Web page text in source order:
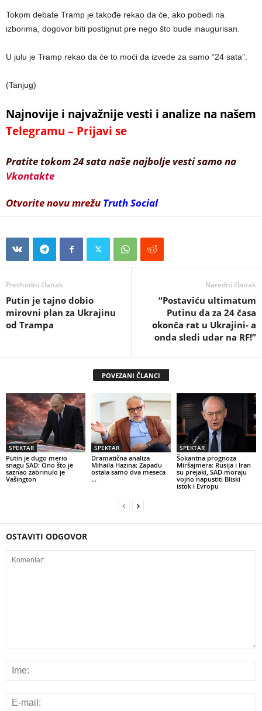
Tokom debate Tramp je takođe rekao da će, ako pobedi na
izborima, dogovor biti postignut pre nego što bude inaugurisan.
U julu je Tramp rekao da će to moći da izvede za samo “24 sata”.
(Tanjug)
Najnovije i najvažnije vesti i analize na našem
Telegramu – Prijavi se
Pratite tokom 24 sata naše najbolje vesti samo na
Vkontakte
Otvorite novu mrežu Truth Social
Prethodni članak
Putin je tajno dobio
mirovni plan za Ukrajinu
od Trampa
Naredni članak
“Postaviću ultimatum
Putinu da za 24 časa
okonča rat u Ukrajini- a
onda sledi udar na RF!”
POVEZANI ČLANCI
SPEKTAR
Putin je dugo merio
snagu SAD: Ono što je
saznao zabrinulo je
Vašington
SPEKTAR
Dramatična analiza
Mihaila Hazina: Zapadu
ostala samo dva meseca
…
SPEKTAR
Šokantna prognoza
Miršajmera: Rusija i Iran
su prejaki, SAD moraju
vojno napustiti Bliski
istok i Evropu
OSTAVITI ODGOVOR